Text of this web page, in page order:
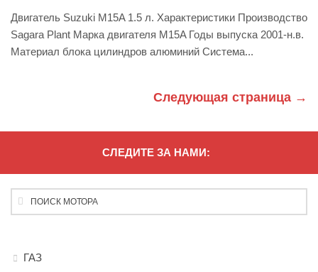
Двигатель Suzuki M15A 1.5 л. Характеристики Производство
Sagara Plant Марка двигателя M15A Годы выпуска 2001-н.в.
Материал блока цилиндров алюминий Система...
Следующая страница →
СЛЕДИТЕ ЗА НАМИ:
ГАЗ